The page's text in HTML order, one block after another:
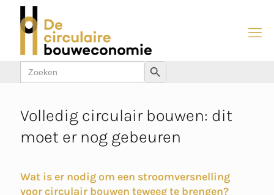
Zoek
naar:
Zoekknop
Volledig circulair bouwen: dit
moet er nog gebeuren
Wat is er nodig om een stroomversnelling
voor circulair bouwen teweeg te brengen?